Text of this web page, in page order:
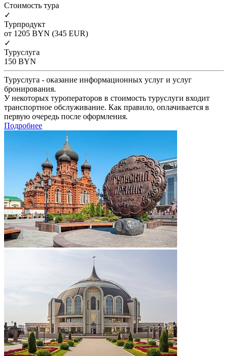
Cтоимость тура
✓
Турпродукт
от 1205 BYN (345 EUR)
✓
Туруслуга
150 BYN
Туруслуга - оказание информационных услуг и услуг
бронирования.
У некоторых туроператоров в стоимость туруслуги входит
транспортное обслуживание. Как правило, оплачивается в
первую очередь после оформления.
Подробнее